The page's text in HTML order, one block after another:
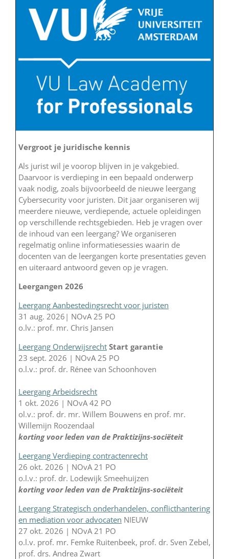
Vergroot je juridische kennis
Als jurist wil je voorop blijven in je vakgebied.
Daarvoor is verdieping in een bepaald onderwerp
vaak nodig, zoals bijvoorbeeld de nieuwe leergang
Cybersecurity voor juristen. Dit jaar organiseren wij
meerdere nieuwe, verdiepende, actuele opleidingen
op verschillende rechtsgebieden. Heb je vragen over
de inhoud van een leergang? We organiseren
regelmatig online informatiesessies waarin de
docenten van de leergangen korte presentaties geven
en uiteraard antwoord geven op je vragen.
Leergangen 2026
Leergang Aanbestedingsrecht voor juristen
31 aug. 2026| NOvA 25 PO
o.lv.: prof. mr. Chris Jansen
Leergang Onderwijsrecht Start garantie
23 sept. 2026 | NOvA 25 PO
o.l.v.: prof. dr. Rénee van Schoonhoven
Leergang Arbeidsrecht
1 okt. 2026 | NOvA 42 PO
ol.v.: prof. dr. mr. Willem Bouwens en prof. mr.
Willemijn Roozendaal
korting voor leden van de Praktizijns-sociëteit
Leergang Verdieping contractenrecht
26 okt. 2026 | NOvA 21 PO
o.l.v.: prof. dr. Lodewijk Smeehuijzen
korting voor leden van de Praktizijns-sociëteit
Leergang Strategisch onderhandelen, conflicthantering
en mediation voor advocaten NIEUW
27 okt. 2026 | NOvA 21 PO
o.l.v. prof. mr. Femke Ruitenbeek, prof. dr. Sven Zebel,
prof. drs. Andrea Zwart